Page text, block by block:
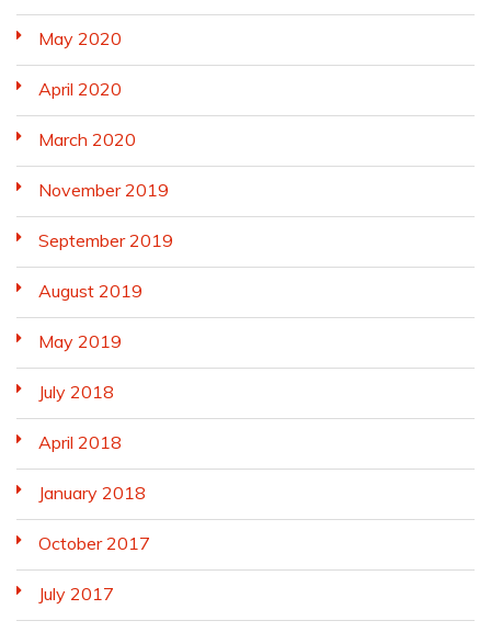
May 2020
April 2020
March 2020
November 2019
September 2019
August 2019
May 2019
July 2018
April 2018
January 2018
October 2017
July 2017